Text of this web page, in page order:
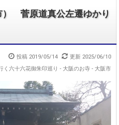
） 菅原道真公左遷ゆかり
投稿 2019/05/14 更新 2025/06/10
く六十六花御朱印巡り - 大阪のお寺 - 大阪市